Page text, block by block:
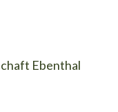
Ebenthal